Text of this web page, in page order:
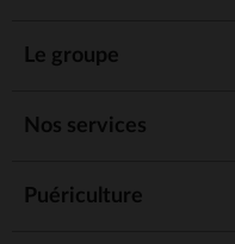
Le groupe
Nos services
Puériculture